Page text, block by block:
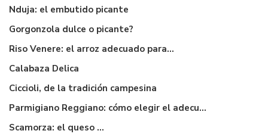
Nduja: el embutido picante
Gorgonzola dulce o picante?
Riso Venere: el arroz adecuado para...
Calabaza Delica
Ciccioli, de la tradición campesina
Parmigiano Reggiano: cómo elegir el adecuado
Scamorza: el queso ...